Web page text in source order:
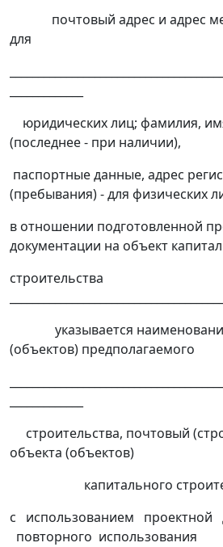
почтовый адрес и адрес
для
юридических лиц; фамилия,
(последнее - при наличии),
паспортные данные, адрес
(пребывания) - для физических
в отношении подготовленной
документации на объект
строительства
указывается
(объектов) предполагаемого
строительства, почтовый
объекта (объектов)
капитального
с использованием проектной
повторного использования